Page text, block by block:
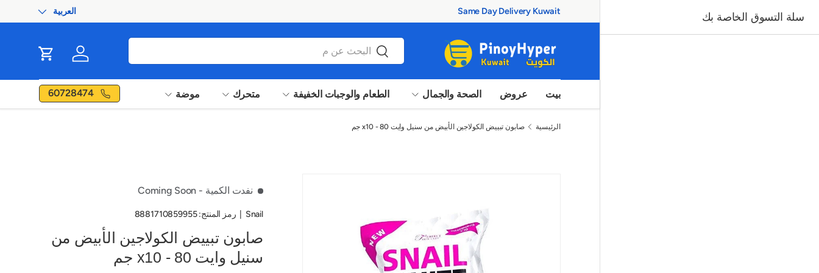
to content
Same Day Delivery Kuwait اللغة
العربية
بحث
بحث
Log in
Cart
بيت عروض الصحة والجمال الطعام والوجبات الخفيفة متحرك موضة 60728474
الرئيسية صابون تبييض الكولاجين الأبيض من سنيل وايت x10 - 80 جم
نفدت الكمية - Coming Soon
Snail رمز المنتج: 8881710859955
صابون تبييض الكولاجين الأبيض من
سنيل وايت x10 - 80 جم
سلة التسوق الخاصة بك